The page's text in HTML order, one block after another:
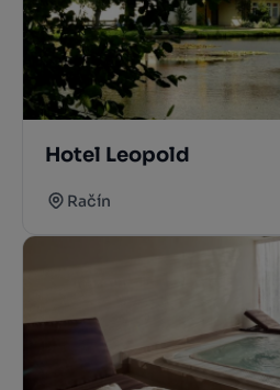
Hotel Leopold
Račín